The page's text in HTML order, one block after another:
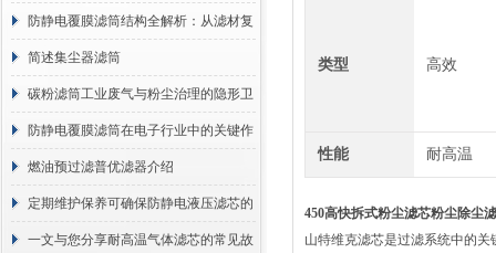
术原理与应用解析
防静电覆膜滤筒结构全解析：从滤材复
合到整体成型
简述集尘器滤筒
碳粉滤筒工业废气与粉尘治理的隐形卫
士
防静电覆膜滤筒在电子行业中的关键作
用
燃油预过滤普优滤器介绍
定期维护保养可确保防静电液压滤芯的
正常工作
一文与您分享耐高温气体滤芯的常见故
类型 高效
性能 耐高温
450高快拆式粉尘滤芯粉尘除尘
山特维克滤芯是过滤系统中的